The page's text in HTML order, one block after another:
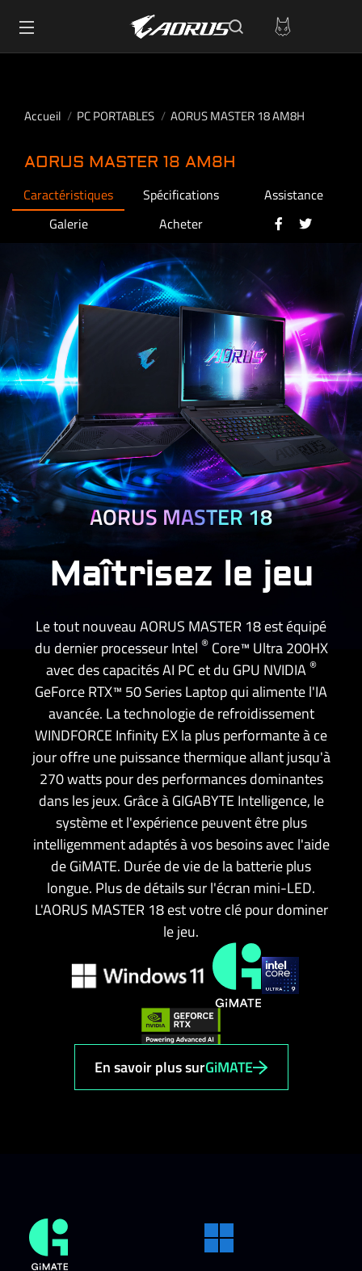
Accueil PC PORTABLES AORUS MASTER 18 AM8H
AORUS MASTER 18 AM8H
Caractéristiques Spécifications
Assistance
Galerie
Acheter
AORUS MASTER 18
Maîtrisez le jeu
Le tout nouveau AORUS MASTER 18 est équipé
du dernier processeur Intel ®Core™ Ultra 200HX
avec des capacités AI PC et du GPU NVIDIA ®
GeForce RTX™ 50 Series Laptop qui alimente l'IA
avancée. La technologie de refroidissement
WINDFORCE Infinity EX la plus performante à ce
jour offre une puissance thermique allant jusqu'à
270 watts pour des performances dominantes
dans les jeux. Grâce à GIGABYTE Intelligence, le
système et l'expérience peuvent être plus
intelligemment adaptés à vos besoins avec l'aide
de GiMATE. Durée de vie de la batterie plus
longue. Plus de détails sur l'écran mini-LED.
L'AORUS MASTER 18 est votre clé pour dominer
le jeu.
En savoir plus surGiMATE